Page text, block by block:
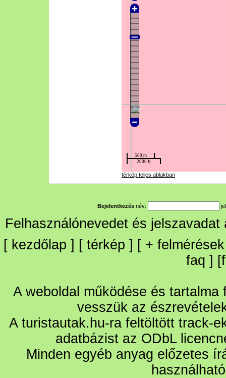
térkép teljes ablakban
Bejelentkezés név:
Felhasználónevedet és
[ kezdőlap ] [ térkép ] [ + felmérések
faq ] [
A weboldal működése és
vesszük az
A turistautak.hu-ra feltöltött track-
adatbázist az ODbL
Minden egyéb anyag előzetes